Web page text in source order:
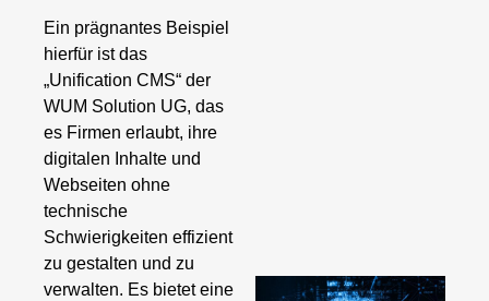
Ein prägnantes Beispiel
hierfür ist das
„Unification CMS“ der
WUM Solution UG, das
es Firmen erlaubt, ihre
digitalen Inhalte und
Webseiten ohne
technische
Schwierigkeiten effizient
zu gestalten und zu
verwalten. Es bietet eine